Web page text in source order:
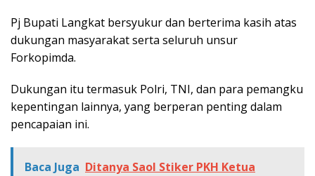
Pj Bupati Langkat bersyukur dan berterima kasih atas
dukungan masyarakat serta seluruh unsur
Forkopimda.
Dukungan itu termasuk Polri, TNI, dan para pemangku
kepentingan lainnya, yang berperan penting dalam
pencapaian ini.
Baca Juga Ditanya Saol Stiker PKH Ketua